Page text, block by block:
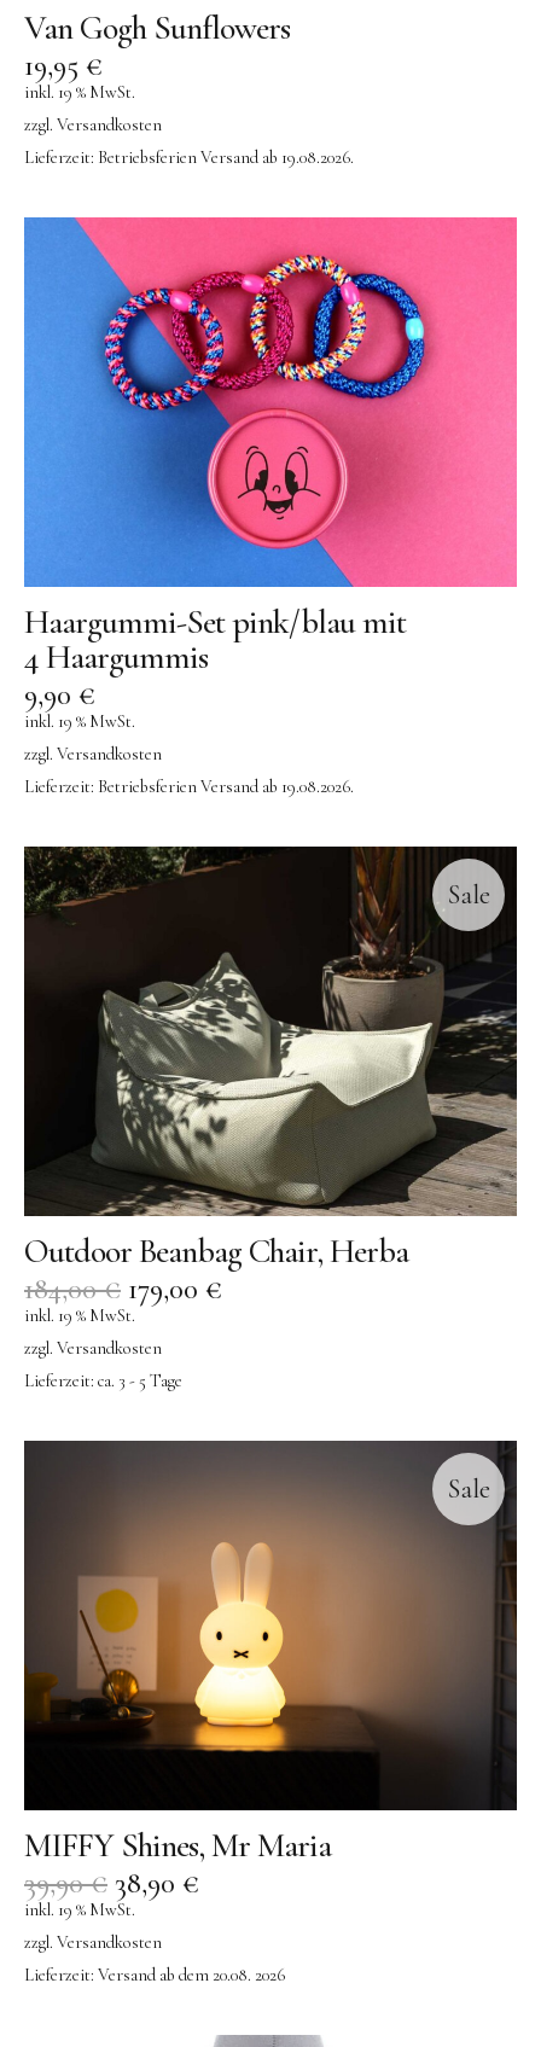
Van Gogh Sunflowers
19,95 €
inkl. 19 % MwSt.
zzgl. Versandkosten
Lieferzeit: Betriebsferien Versand ab 19.08.2026.
Haargummi-Set pink/blau mit
4 Haargummis
9,90 €
inkl. 19 % MwSt.
zzgl. Versandkosten
Lieferzeit: Betriebsferien Versand ab 19.08.2026.
Sale
Outdoor Beanbag Chair, Herba
184,00€ 179,00 €
inkl. 19 % MwSt.
zzgl. Versandkosten
Lieferzeit: ca. 3 - 5 Tage
Sale
MIFFY Shines, Mr Maria
39,90€ 38,90 €
inkl. 19 % MwSt.
zzgl. Versandkosten
Lieferzeit: Versand ab dem 20.08. 2026